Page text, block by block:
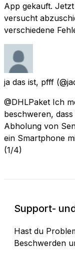
App gekauft.
versucht
verschiedene
ja das ist, pfff
@DHLPaket Ich
beschweren,
Abholung von
ein Smartphone
(1/4)
Support-
Hast du
Beschwerden